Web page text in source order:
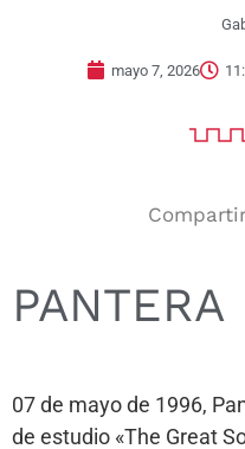
mayo 7, 2026
PANTERA
07 de mayo de 1996,
de estudio «The Great